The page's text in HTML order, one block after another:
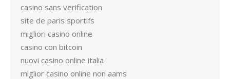
casino sans verification
site de paris sportifs
migliori casino online
casino con bitcoin
nuovi casino online italia
miglior casino online non aams